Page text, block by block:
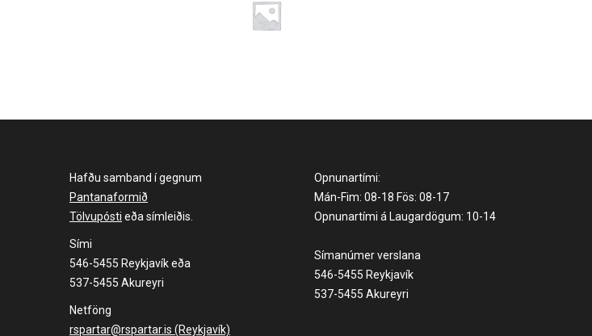
Hafðu samband í gegnum
Pantanaformið
Tölvupósti eða símleiðis.
Sími
546-5455 Reykjavík eða
537-5455 Akureyri
Netföng
rspartar@rspartar.is (Reykjavík)
Opnunartími:
Mán-Fim: 08-18 Fös: 08-17
Opnunartími á Laugardögum: 10-14
Símanúmer verslana
546-5455 Reykjavík
537-5455 Akureyri